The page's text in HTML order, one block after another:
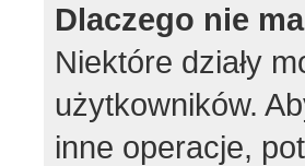
Dlaczego nie
Niektóre działy
użytkowników.
inne operacje,